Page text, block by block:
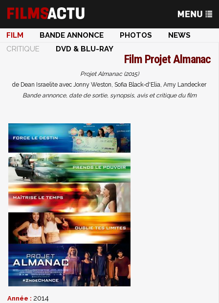
FILM BANDE ANNONCE PHOTOS
NEWS
CRITIQUE
DVD & BLU-RAY
Film Projet Almanac
Projet Almanac (2015)
de Dean Israelite avec Jonny Weston, Sofia Black-d'Elia, Amy Landecker
Bande annonce, date de sortie, synopsis, avis et critique du film
Année : 2014